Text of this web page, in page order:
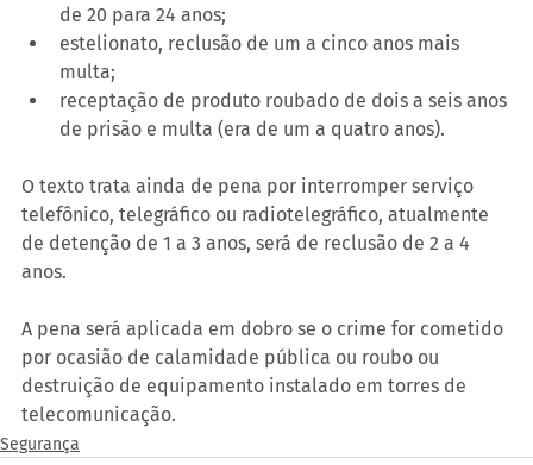
de 20 para 24 anos;
estelionato, reclusão de um a cinco anos mais
multa;
receptação de produto roubado de dois a seis anos
de prisão e multa (era de um a quatro anos).
O texto trata ainda de pena por interromper serviço
telefônico, telegráfico ou radiotelegráfico, atualmente
de detenção de 1 a 3 anos, será de reclusão de 2 a 4
anos.
A pena será aplicada em dobro se o crime for cometido
por ocasião de calamidade pública ou roubo ou
destruição de equipamento instalado em torres de
telecomunicação.
Segurança